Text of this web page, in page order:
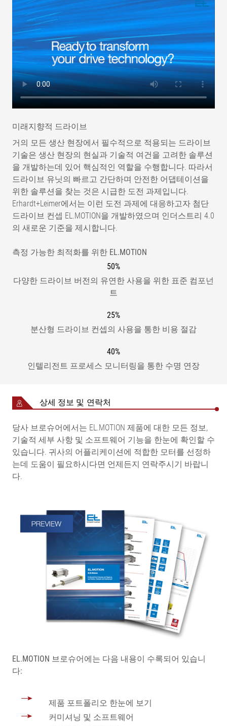
미래지향적 드라이브
거의 모든 생산 현장에서 필수적으로 적용되는 드라이브
기술은 생산 현장의 현실과 기술적 여건을 고려한 솔루션
을 개발하는데 있어 핵심적인 역할을 수행합니다. 따라서
드라이브 유닛의 빠르고 간단하며 안전한 어댑테이션을
위한 솔루션을 찾는 것은 시급한 도전 과제입니다.
Erhardt+Leimer에서는 이런 도전 과제에 대응하고자 첨단
드라이브 컨셉 EL.MOTION을 개발하였으며 인더스트리 4.0
의 새로운 기준을 제시합니다.
측정 가능한 최적화를 위한 EL.MOTION
50%
다양한 드라이브 버전의 유연한 사용을 위한 표준 컴포넌
트
25%
분산형 드라이브 컨셉의 사용을 통한 비용 절감
40%
인텔리전트 프로세스 모니터링을 통한 수명 연장
상세 정보 및 연락처
당사 브로슈어에서는 EL.MOTION 제품에 대한 모든 정보,
기술적 세부 사항 및 소프트웨어 기능을 한눈에 확인할 수
있습니다. 귀사의 어플리케이션에 적합한 모터를 선정하
는데 도움이 필요하시다면 언제든지 연락주시기 바랍니
다.
EL.MOTION 브로슈어에는 다음 내용이 수록되어 있습니
다:
제품 포트폴리오 한눈에 보기
커미셔닝 및 소프트웨어